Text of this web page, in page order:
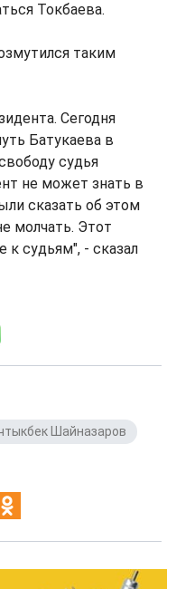
Токбаева.
таким
Сегодня
Батукаева в
судья
не может знать в
сказать об этом
молчать. Этот
к судьям", - сказал
Шайназаров